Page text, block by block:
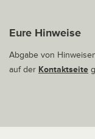
Eure Hinweise
Abgabe von
auf der Kontaktseite